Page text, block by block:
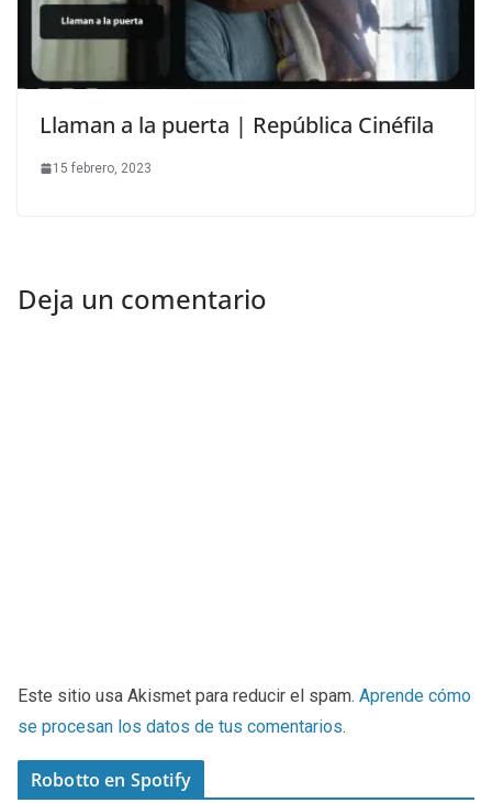
Llaman a la puerta | República Cinéfila
15 febrero, 2023
Deja un comentario
Este sitio usa Akismet para reducir el spam. Aprende cómo
se procesan los datos de tus comentarios.
Robotto en Spotify